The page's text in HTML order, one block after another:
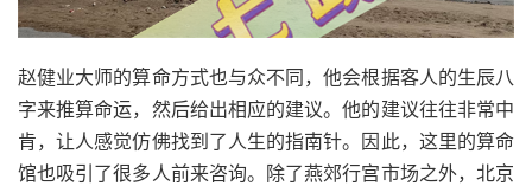
赵健业大师的算命方式也与众不同，他会根据客人的生辰八
字来推算命运，然后给出相应的建议。他的建议往往非常中
肯，让人感觉仿佛找到了人生的指南针。因此，这里的算命
馆也吸引了很多人前来咨询。除了燕郊行宫市场之外，北京